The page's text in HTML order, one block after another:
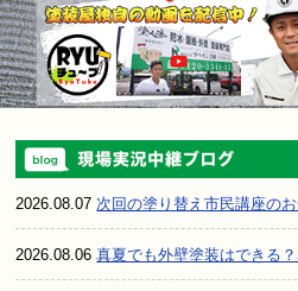
2026.08.07次回の塗り替え市民講座のお
2026.08.06真夏でも外壁塗装はできる